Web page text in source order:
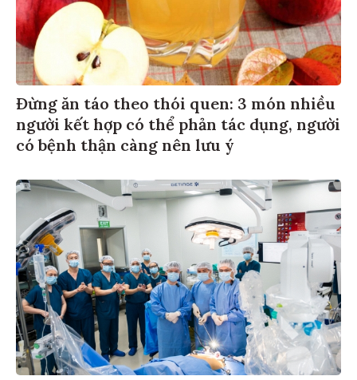
Đừng ăn táo theo thói quen: 3 món nhiều
người kết hợp có thể phản tác dụng, người
có bệnh thận càng nên lưu ý